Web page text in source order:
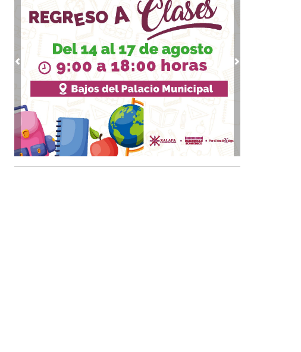
Jul 02, 2026 / 09:16
Llegar a los 74
Jul 01, 2026 / 09:33
Las piernas nacionales se han cubierto de gloria
Jun 30, 2026 / 09:28
El quinto juego
Jun 25, 2026 / 10:31
Una de cal: México va bien en el Mundial
Jun 24, 2026 / 09:53
El Papa y el arzobispo
Jun 22, 2026 / 09:24
Previous Next